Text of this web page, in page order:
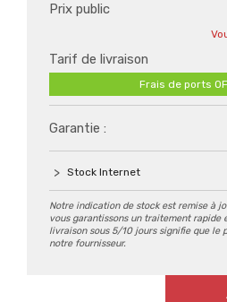
Prix public
Tarif de livraison
Frais de ports
Garantie :
Stock Internet
Notre indication de stock est remise à
vous garantissons un traitement rapide
livraison sous 5/10 jours signifie que le
notre fournisseur.